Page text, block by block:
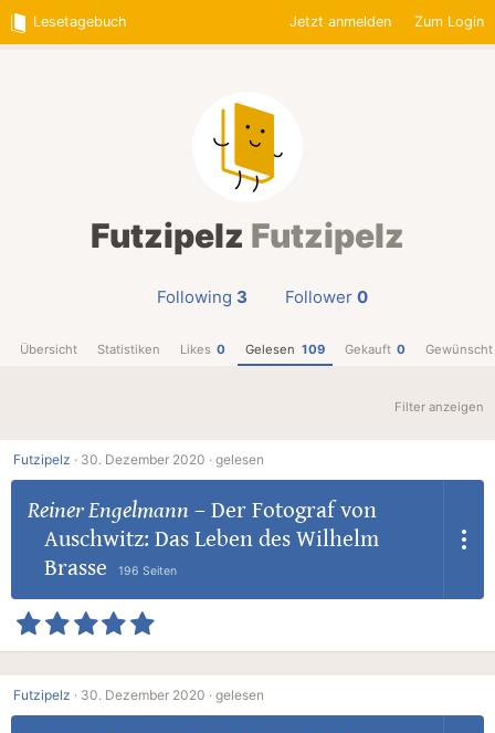
Lesetagebuch Jetzt anmelden Zum Login
Futzipelz Futzipelz
Following 3 Follower 0
Übersicht Statistiken Likes 0 Gelesen 109 Gekauft 0 Gewünscht
Filter anzeigen
Futzipelz · 30. Dezember 2020 · gelesen
Reiner Engelmann – Der Fotograf von
Auschwitz: Das Leben des Wilhelm
Brasse
196 Seiten
Futzipelz · 30. Dezember 2020 · gelesen